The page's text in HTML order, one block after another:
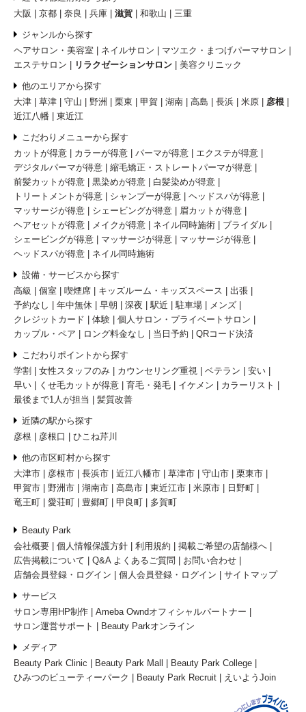
大阪
京都 奈良 兵庫 滋賀 和歌山 三重
ジャンルから探す
ヘアサロン・美容室
ネイルサロン
マツエク・まつげパーマサロン
エステサロン
リラクゼーションサロン 美容クリニック
他のエリアから探す
大津
草津 守山 野洲 栗東 甲賀 湖南 高島 長浜 米原
彦根
近江八幡
東近江
こだわりメニューから探す
カットが得意
カラーが得意 パーマが得意
エクステが得意
デジタルパーマが得意
縮毛矯正・ストレートパーマが得意
前髪カットが得意
黒染めが得意
白髪染めが得意
トリートメントが得意
シャンプーが得意
ヘッドスパが得意
マッサージが得意
シェービングが得意
眉カットが得意
ヘアセットが得意
メイクが得意 ネイル同時施術
ブライダル
シェービングが得意
マッサージが得意
マッサージが得意
ヘッドスパが得意
ネイル同時施術
設備・サービスから探す
高級
個室 喫煙席 キッズルーム・キッズスペース
出張
予約なし
年中無休 早朝 深夜 駅近 駐車場
メンズ
クレジットカード
体験
個人サロン・プライベートサロン
カップル・ペア
ロング料金なし 当日予約 QRコード決済
こだわりポイントから探す
学割
女性スタッフのみ カウンセリング重視 ベテラン
安い
早い
くせ毛カットが得意 育毛・発毛 イケメン
カラーリスト
最後まで1人が担当
髪質改善
近隣の駅から探す
彦根
彦根口 ひこね芹川
他の市区町村から探す
大津市
彦根市 長浜市 近江八幡市 草津市 守山市
栗東市
甲賀市
野洲市 湖南市 高島市 東近江市 米原市
日野町
竜王町
愛荘町 豊郷町 甲良町 多賀町
Beauty Park
会社概要
個人情報保護方針 利用規約
掲載ご希望の店舗様へ
広告掲載について
Q&A よくあるご質問
お問い合わせ
店舗会員登録・ログイン
個人会員登録・ログイン サイトマップ
サービス
サロン専用HP制作
Ameba Owndオフィシャルパートナー
サロン運営サポート
Beauty Parkオンライン
メディア
Beauty Park Clinic
Beauty Park Mall
Beauty Park College
ひみつのビューティーパーク
Beauty Park Recruit えいようJoin